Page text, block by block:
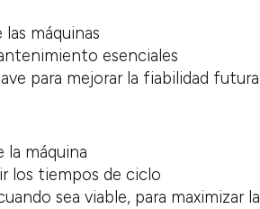
máquinas
esenciales
para mejorar la fiabilidad futura
máquina
los tiempos de ciclo
sea viable, para maximizar la